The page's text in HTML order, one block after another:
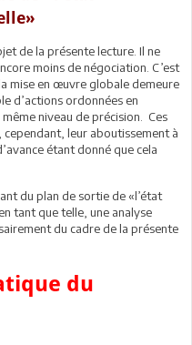
de la présente lecture. Il ne
moins de négociation. C’est
mise en œuvre globale demeure
d’actions ordonnées en
niveau de précision. Ces
leur aboutissement à
étant donné que cela
du plan de sortie de «l’état
tant que telle, une analyse
du cadre de la présente
du